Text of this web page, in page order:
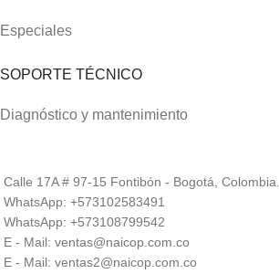
Especiales
SOPORTE TÉCNICO
Diagnóstico y mantenimiento
Calle 17A # 97-15 Fontibón - Bogotá, Colombia.
WhatsApp: +573102583491
WhatsApp: +573108799542
E - Mail: ventas@naicop.com.co
E - Mail: ventas2@naicop.com.co